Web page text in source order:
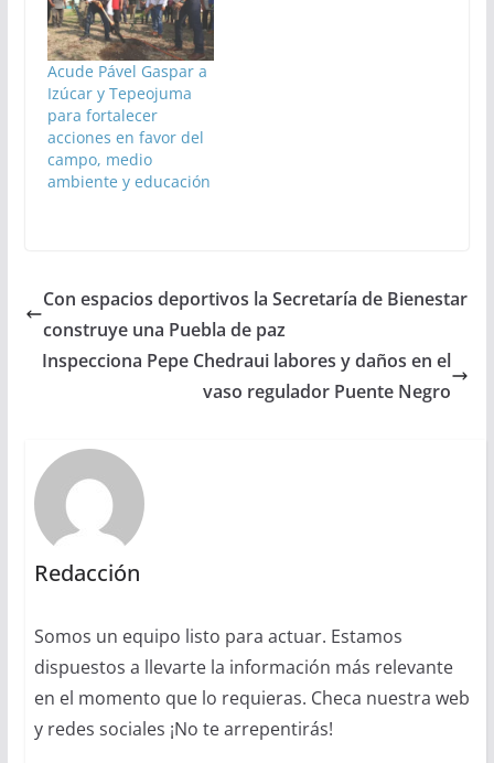
Acude Pável Gaspar a
Izúcar y Tepeojuma
para fortalecer
acciones en favor del
campo, medio
ambiente y educación
Con espacios deportivos la Secretaría de Bienestar
construye una Puebla de paz
Inspecciona Pepe Chedraui labores y daños en el
vaso regulador Puente Negro
Redacción
Somos un equipo listo para actuar. Estamos
dispuestos a llevarte la información más relevante
en el momento que lo requieras. Checa nuestra web
y redes sociales ¡No te arrepentirás!